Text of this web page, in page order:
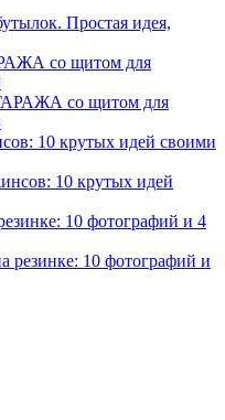
со щитом для
10 крутых идей своими
10 фотографий и 4